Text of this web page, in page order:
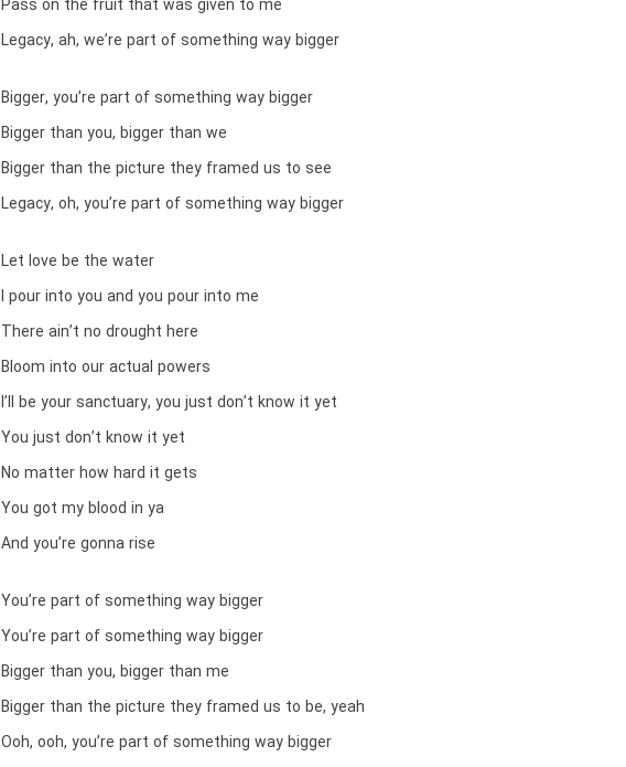
Pass on the fruit that was given to me
Legacy, ah, we’re part of something way bigger
Bigger, you’re part of something way bigger
Bigger than you, bigger than we
Bigger than the picture they framed us to see
Legacy, oh, you’re part of something way bigger
Let love be the water
I pour into you and you pour into me
There ain’t no drought here
Bloom into our actual powers
I’ll be your sanctuary, you just don’t know it yet
You just don’t know it yet
No matter how hard it gets
You got my blood in ya
And you’re gonna rise
You’re part of something way bigger
You’re part of something way bigger
Bigger than you, bigger than me
Bigger than the picture they framed us to be, yeah
Ooh, ooh, you’re part of something way bigger